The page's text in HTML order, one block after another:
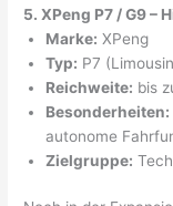
5. XPeng P7 / G9 –
Marke: XPeng
Typ: P7
Reichweite: bis
Besonderheiten:
autonome
Zielgruppe: